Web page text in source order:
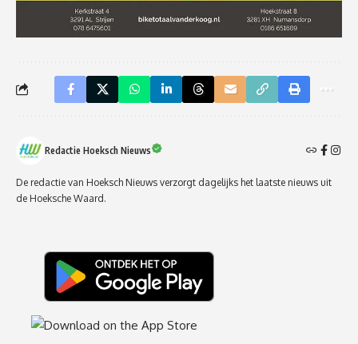
Redactie Hoeksch Nieuws
De redactie van Hoeksch Nieuws verzorgt dagelijks het laatste nieuws uit
de Hoeksche Waard.